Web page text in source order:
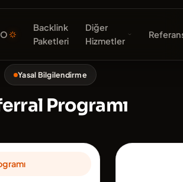
Backlink
Paketleri
Diğer
Hizmetler
Yasal Bilgilendirme
Programı